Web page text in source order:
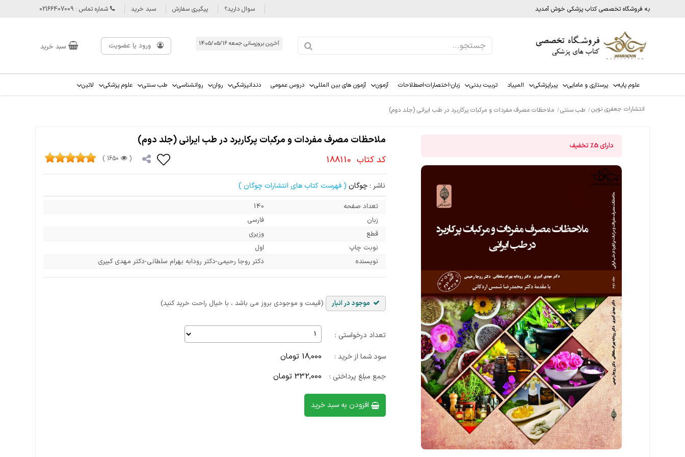
به فروشگاه تخصصی کتاب پزشکی خوش آمدید سوال دارید؟ پیگیری سفارش سبد خرید شماره تماس : 02166407009
آخرین بروزرسانی جمعه 1405/05/16 ورود یا عضویت سبد خرید
علوم پایه پرستاری و مامایی پیراپزشکی المپیاد تربیت بدنی زبان-اختصارات-اصطلاحات آزمون آزمون های بین المللی دروس عمومی دندانپزشکی روان روانشناسی طب سنتی علوم پزشکی لاتین
انتشارات جعفری نوین طب سنتی ملاحظات مصرف مفردات و مرکبات پرکاربرد در طب ایرانی (جلد دوم)
دارای5% تخفیف ملاحظات مصرف مفردات و مرکبات پرکاربرد در طب ایرانی (جلد دوم)
کد کتاب 188110
(
1650 )
ناشر : چوگان ( فهرست کتاب های انتشارات چوگان )
تعداد صفحه
140
زبان
فارسی
قطع
وزیری
نوبت چاپ
اول
نویسنده
دکتر روجا رحیمی-دکتر رودابه بهرام سلطانی-دکتر مهدی کبیری
موجود در انبار (قیمت و موجودی بروز می باشد ، با خیال راحت خرید کنید)
تعداد درخواستی :
سود شما از خرید :
18,000 تومان
جمع مبلغ پرداختی : 332,000 تومان
افزودن به سبد خرید